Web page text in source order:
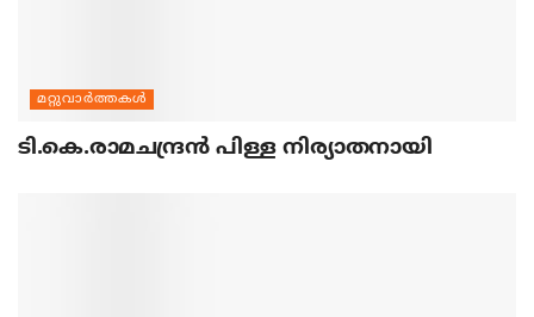
മറ്റുവാര്‍ത്തകള്‍
ടി.കെ.രാമചന്ദ്രന്‍ പിള്ള നിര്യാതനായി